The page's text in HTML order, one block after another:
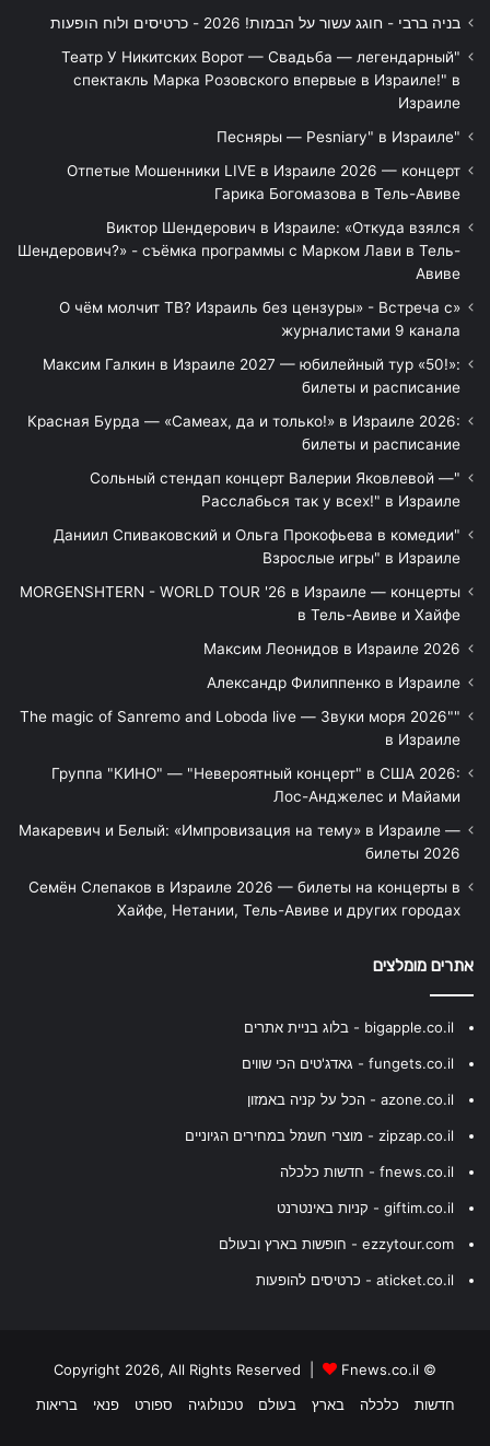
בניה ברבי - חוגג עשור על הבמות! 2026 - כרטיסים ולוח הופעות
"Театр У Никитских Ворот — Свадьба — легендарный
спектакль Марка Розовского впервые в Израиле!" в
Израиле
"Песняры — Pesniary" в Израиле
Отпетые Мошенники LIVE в Израиле 2026 — концерт
Гарика Богомазова в Тель-Авиве
Виктор Шендерович в Израиле: «Откуда взялся
Шендерович?» - съёмка программы с Марком Лави в Тель-
Авиве
«О чём молчит ТВ? Израиль без цензуры» - Встреча с
журналистами 9 канала
Максим Галкин в Израиле 2027 — юбилейный тур «50!»:
билеты и расписание
Красная Бурда — «Самеах, да и только!» в Израиле 2026:
билеты и расписание
"Сольный стендап концерт Валерии Яковлевой —
Расслабься так у всех!" в Израиле
"Даниил Спиваковский и Ольга Прокофьева в комедии
Взрослые игры" в Израиле
MORGENSHTERN - WORLD TOUR '26 в Израиле — концерты
в Тель-Авиве и Хайфе
Максим Леонидов в Израиле 2026
Александр Филиппенко в Израиле
"The magic of Sanremo and Loboda live — Звуки моря 2026"
в Израиле
Группа "КИНО" — "Невероятный концерт" в США 2026:
Лос-Анджелес и Майами
Макаревич и Белый: «Импровизация на тему» в Израиле —
билеты 2026
Семён Слепаков в Израиле 2026 — билеты на концерты в
Хайфе, Нетании, Тель-Авиве и других городах
אתרים מומלצים
bigapple.co.il - בלוג בניית אתרים
fungets.co.il - גאדג'טים הכי שווים
azone.co.il - הכל על קניה באמזון
zipzap.co.il - מוצרי חשמל במחירים הגיוניים
fnews.co.il - חדשות כלכלה
giftim.co.il - קניות באינטרנט
ezzytour.com - חופשות בארץ ובעולם
aticket.co.il - כרטיסים להופעות
© Copyright 2026, All Rights Reserved |
Fnews.co.il
חדשות
כלכלה בארץ בעולם טכנולוגיה ספורט פנאי בריאות